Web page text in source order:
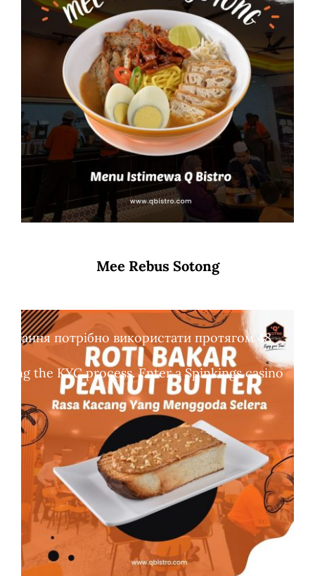
Mee Rebus Sotong
потрібно використати протягом 48
the KYC process. Enter a Spinkings casino